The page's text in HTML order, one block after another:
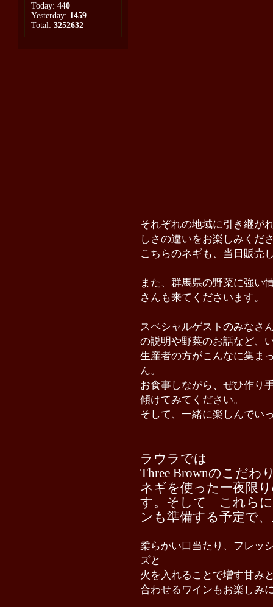
それぞれの地域に引き継が
しさの違いをお楽しみくだ
こちらのネギも、当日販売
また、群馬県の野菜に強い
さんも来てくださいます。
スペシャルゲストのみなさ
の説明や野菜のお話など、
生産者の方がこんなに集ま
ん。
お食事しながら、ぜひ作り
傾けてみてください。
そして、一緒に楽しんでい
ラウラでは
Three Brownのこだわ
ネギを使った一夜限
す。そして これらに
ンも準備する予定で
柔らかい口当たり、フレッ
ズと
火を入れることで増す甘み
合わせるワインもお楽しみ
Today: 440
Yesterday: 1459
Total: 3252632